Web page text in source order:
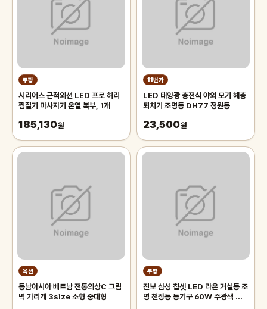
쿠팡
시리어스 근적외선 LED 프로 허리
찜질기 마사지기 온열 복부, 1개
185,130원
11번가
LED 태양광 충전식 야외 모기 해충
퇴치기 조명등 DH77 정원등
23,500원
옥션
동남아시아 베트남 전통의상C 그림
벽 가리개 3size 소형 중대형
쿠팡
진보 삼성 칩셋 LED 라온 거실등 조
명 천장등 등기구 60W 주광색 플리